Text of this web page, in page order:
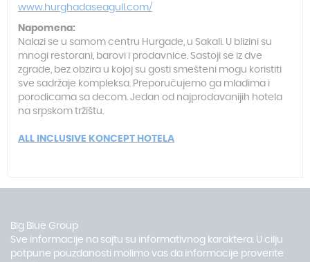
www.hurghadaseagull.com/
Napomena:
Nalazi se u samom centru Hurgade, u Sakali. U blizini su
mnogi restorani, barovi i prodavnice. Sastoji se iz dve
zgrade, bez obzira u kojoj su gosti smešteni mogu koristiti
sve sadržaje kompleksa. Preporučujemo ga mladima i
porodicama sa decom. Jedan od najprodavanijih hotela
na srpskom tržištu.
ALL INCLUSIVE KONCEPT HOTELA
Big Blue Group
Sve informacije na sajtu su informativnog karaktera. U cilju
potpune pouzdanosti molimo vas da informacije proverite